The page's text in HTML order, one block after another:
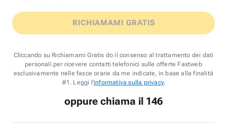
RICHIAMAMI GRATIS
Cliccando su Richiamami Gratis do il consenso al trattamento dei dati
personali per ricevere contatti telefonici sulle offerte Fastweb
esclusivamente nelle fasce orarie da me indicate, in base alla finalità
#1. Leggi l'informativa sulla privacy.
oppure chiama il 146